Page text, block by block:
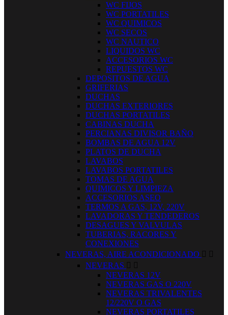
WC FIJOS
WC PORTATILES
WC QUIMICOS
WC SECOS
WC NAUTICO
LIQUIDOS WC
ACCESORIOS WC
REPUESTOS WC
DEPOSITOS DE AGUA
GRIFERIAS
DUCHAS
DUCHAS EXTERIORES
DUCHAS PORTATILES
CABINAS DUCHA
PERCIANAS DIVISOR BAÑO
BOMBAS DE AGUA 12V
PLATOS DE DUCHA
LAVABOS
LAVABOS PORTATILES
TOMAS DE AGUA
QUIMICOS Y LIMPIEZA
ACCESORIOS ASEO
TERMOS A GAS, 12V, 220V
LAVADORAS Y TENDEDEROS
DESAGUES Y VALVULAS
TUBERIAS, RACORES Y
CONEXIONES
NEVERAS, AIRE ACONDICIONADO  
NEVERAS  
NEVERAS 12V
NEVERAS GAS O 220V
NEVERAS TRIVALENTES
12/220V O GAS
NEVERAS PORTATILES